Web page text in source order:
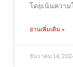
โดยเน้นความ
อ่านเพิ่มเติม »
ธันวาคม 14,